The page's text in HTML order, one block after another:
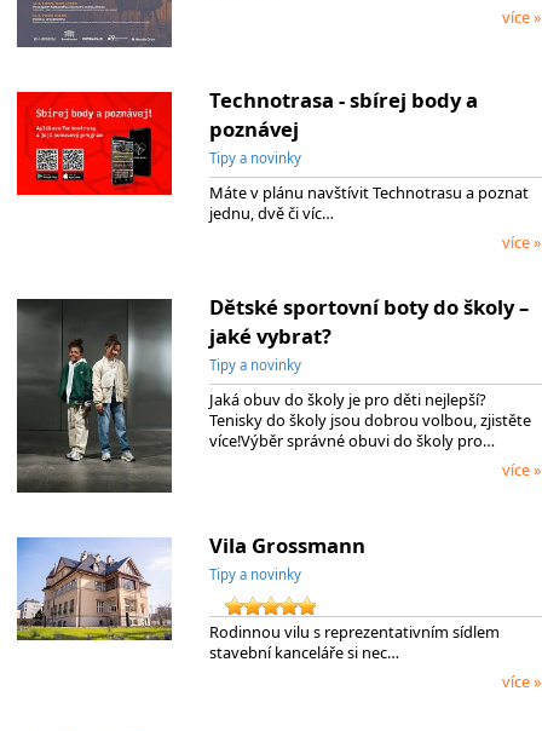
více »
Technotrasa - sbírej body a
poznávej
Tipy a novinky
Máte v plánu navštívit Technotrasu a poznat
jednu, dvě či víc…
více »
Dětské sportovní boty do školy –
jaké vybrat?
Tipy a novinky
Jaká obuv do školy je pro děti nejlepší?
Tenisky do školy jsou dobrou volbou, zjistěte
více!Výběr správné obuvi do školy pro…
více »
Vila Grossmann
Tipy a novinky
Rodinnou vilu s reprezentativním sídlem
stavební kanceláře si nec…
více »